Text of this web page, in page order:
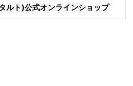
ルト)公式オンラインショップ